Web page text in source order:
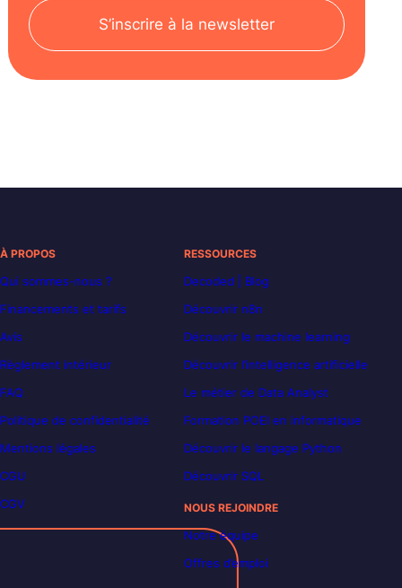
S’inscrire à la newsletter
À PROPOS
Qui sommes-nous ?
Financements et tarifs
Avis
Règlement intérieur
FAQ
Politique de confidentialité
Mentions légales
CGU
CGV
RESSOURCES
Decoded | Blog
Découvrir n8n
Découvrir le machine learning
Découvrir l’intelligence artificielle
Le métier de Data Analyst
Formation POEI en informatique
Découvrir le langage Python
Découvrir SQL
NOUS REJOINDRE
Notre équipe
Offres d’emploi